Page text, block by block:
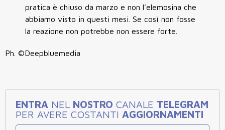
pratica è chiuso da marzo e non l'elemosina che
abbiamo visto in questi mesi. Se così non fosse
la reazione non potrebbe non essere forte.
Ph. ©Deepbluemedia
ENTRA NEL NOSTRO CANALE TELEGRAM
PER AVERE COSTANTI AGGIORNAMENTI